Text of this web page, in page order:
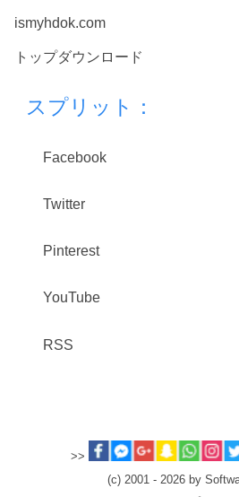
ismyhdok.com
トップダウンロード
スプリット：
Facebook
Twitter
Pinterest
YouTube
RSS
>>
(c) 2001 - 2026 by